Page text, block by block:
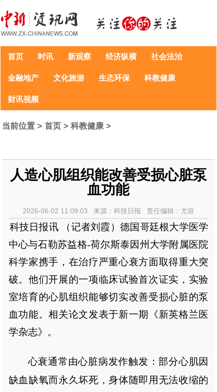
首页 时讯 新观察 经济纵横 社会法治
金融地产 文化旅游 生态环保 科教健康
财讯视频
当前位置 >首页 >科教健康 >
人造心肌组织能改善受损心脏泵
血功能
2026-06-02 11:09:03 来源：科技日报 责任编辑：尤容
科技日报讯 （记者刘霞）德国哥廷根大学医学
中心与石勒苏益格-荷尔斯泰因州大学附属医院
科学家携手，在治疗严重心衰方面取得重大突
破。他们开展的一项临床试验首次证实，实验
室培育的心肌组织能够切实改善受损心脏的泵
血功能。相关论文发表于新一期《新英格兰医
学杂志》。
心衰通常由心脏病发作触发：部分心肌因
缺血缺氧而永久坏死，身体随即用无法收缩的